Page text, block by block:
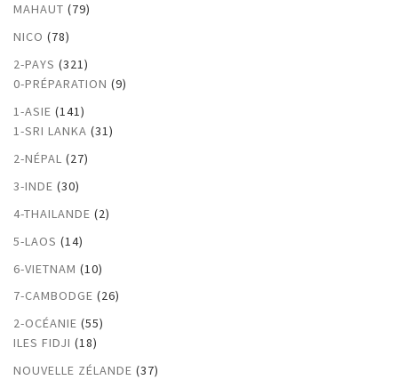
MAHAUT (79)
NICO (78)
2-PAYS (321)
0-PRÉPARATION (9)
1-ASIE (141)
1-SRI LANKA (31)
2-NÉPAL (27)
3-INDE (30)
4-THAILANDE (2)
5-LAOS (14)
6-VIETNAM (10)
7-CAMBODGE (26)
2-OCÉANIE (55)
ILES FIDJI (18)
NOUVELLE ZÉLANDE (37)